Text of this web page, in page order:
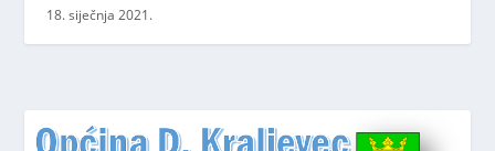
18. siječnja 2021.